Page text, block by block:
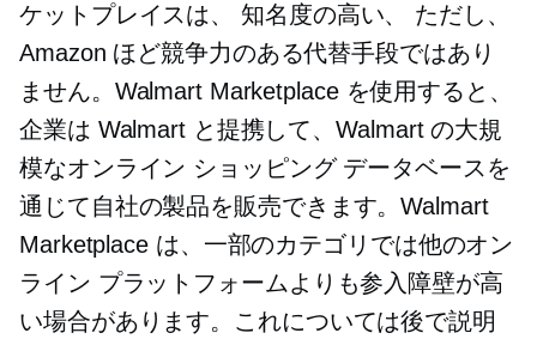
ケットプレイスは、 知名度の高い、
ただし、
Amazon ほど競争力のある代替手段ではあり
ません。Walmart Marketplace を使用すると、
企業は Walmart と提携して、Walmart の大規
模なオンライン ショッピング データベースを
通じて自社の製品を販売できます。Walmart
Marketplace は、一部のカテゴリでは他のオン
ライン プラットフォームよりも参入障壁が高
い場合があります。これについては後で説明